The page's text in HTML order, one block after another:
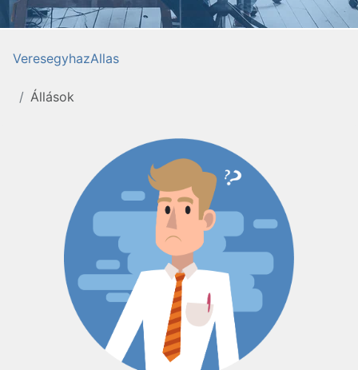
VeresegyhazAllas
Állások